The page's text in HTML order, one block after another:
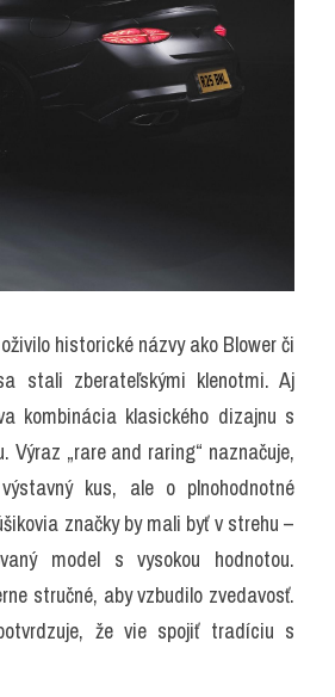
historické názvy ako Blower či
stali zberateľskými klenotmi. Aj
kombinácia klasického dizajnu s
Výraz „rare and raring“ naznačuje,
kus, ale o plnohodnotné
značky by mali byť v strehu –
model s vysokou hodnotou.
stručné, aby vzbudilo zvedavosť.
že vie spojiť tradíciu s